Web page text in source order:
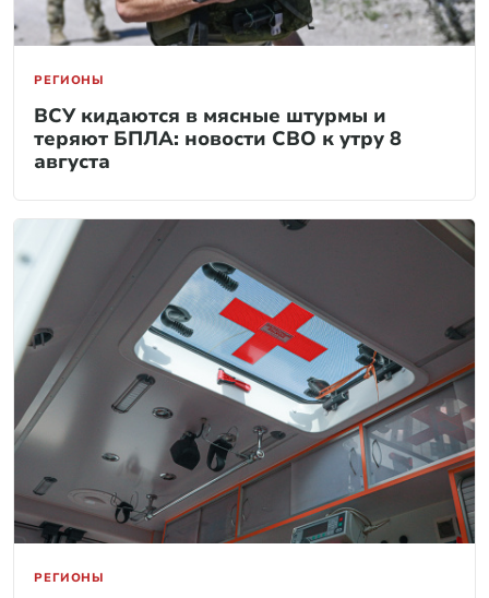
РЕГИОНЫ
ВСУ кидаются в мясные штурмы и
теряют БПЛА: новости СВО к утру 8
августа
РЕГИОНЫ